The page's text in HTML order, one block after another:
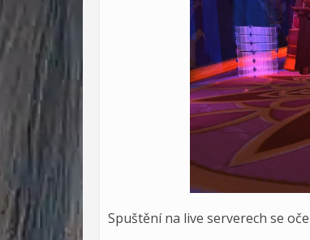
Spuštění na live serverech se